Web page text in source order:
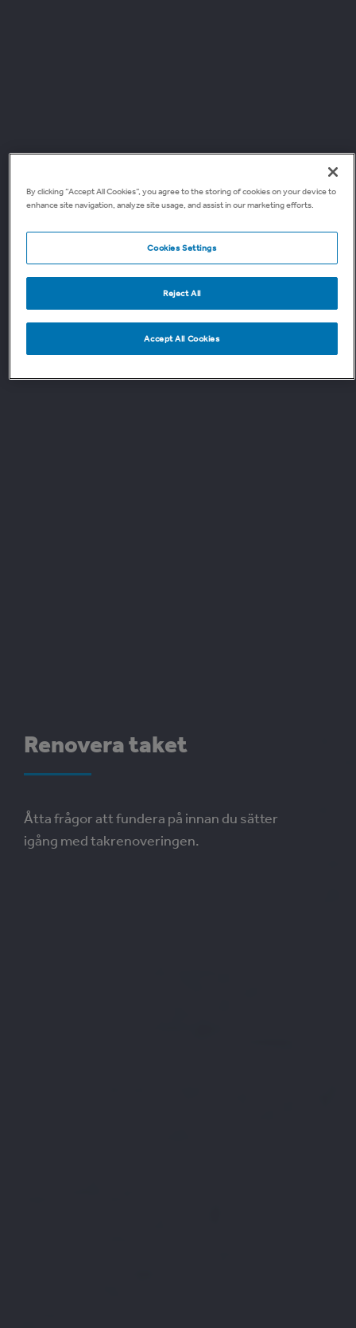
Renovera taket
Åtta frågor att fundera på innan du sätter
igång med takrenoveringen.
By clicking “Accept All Cookies”, you agree to the storing of cookies on your device to
enhance site navigation, analyze site usage, and assist in our marketing efforts.
Cookies Settings
Reject All
Accept All Cookies